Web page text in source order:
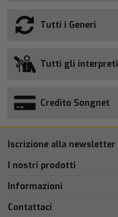
Tutti i Generi
Tutti gli interpreti
Credito Songnet
Iscrizione alla newsletter
I nostri prodotti
Informazioni
Contattaci